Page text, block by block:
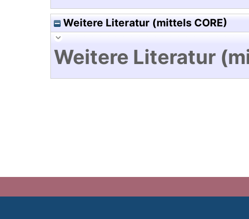
Weitere Literatur (mittels CORE)
Weitere Literatur